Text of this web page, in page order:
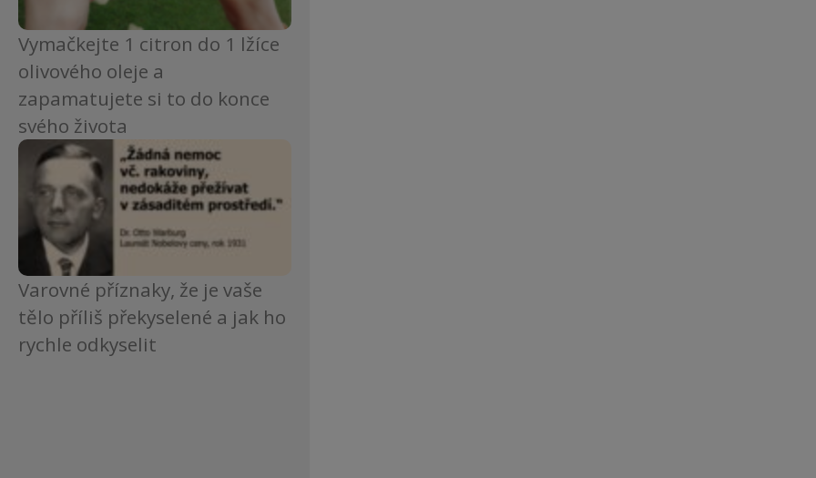
Vymačkejte 1 citron do 1 lžíce
olivového oleje a
zapamatujete si to do konce
svého života
Varovné příznaky, že je vaše
tělo příliš překyselené a jak ho
rychle odkyselit